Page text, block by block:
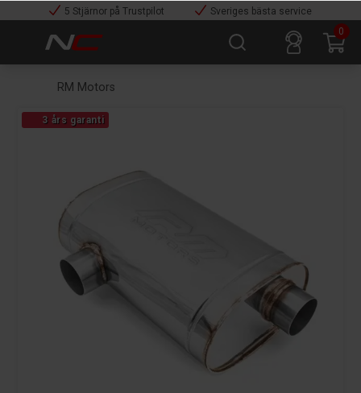
5 Stjärnor på Trustpilot
Sveriges bästa service
0
RM Motors
3 års garanti